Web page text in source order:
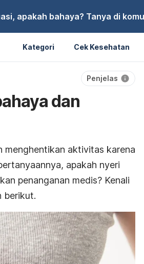
apakah bahaya? Tanya di
Kategori Cek Kesehatan
Penjelas
dan
menghentikan aktivitas karena
apakah nyeri
penanganan medis? Kenali
berikut.